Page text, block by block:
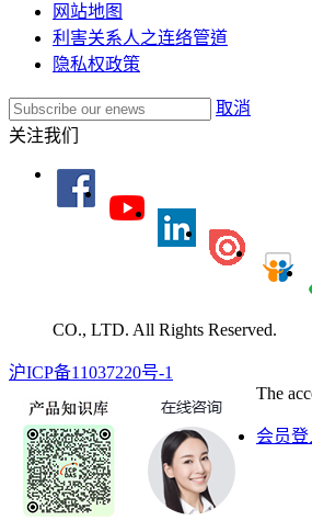
网站地图
利害关系人之连络管道
隐私权政策
取消
关注我们
CO., LTD. All Rights Reserved.
沪ICP备11037220号-1
The
会员登